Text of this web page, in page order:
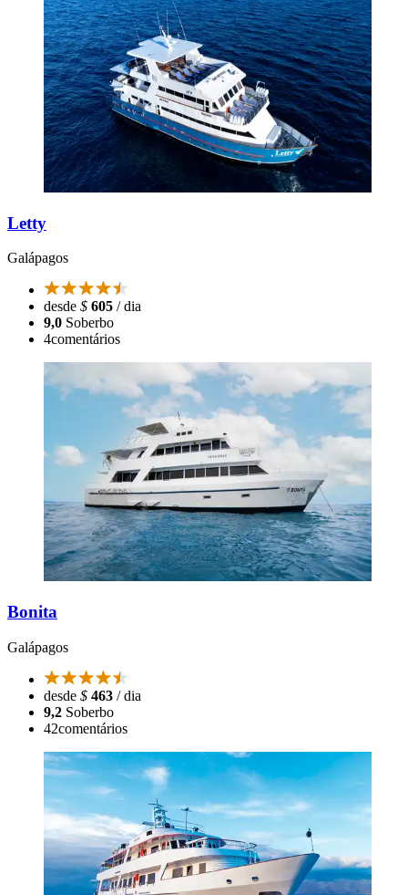
Letty
Galápagos
desde $ 605 / dia
9,0 Soberbo
4comentários
Bonita
Galápagos
desde $ 463 / dia
9,2 Soberbo
42comentários